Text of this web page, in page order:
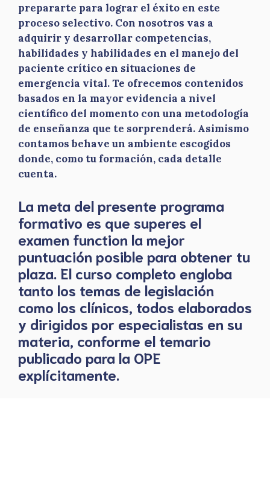
prepararte para lograr el éxito en este
proceso selectivo. Con nosotros vas a
adquirir y desarrollar competencias,
habilidades y habilidades en el manejo del
paciente crítico en situaciones de
emergencia vital. Te ofrecemos contenidos
basados en la mayor evidencia a nivel
científico del momento con una metodología
de enseñanza que te sorprenderá. Asimismo
contamos behave un ambiente escogidos
donde, como tu formación, cada detalle
cuenta.
La meta del presente programa
formativo es que superes el
examen function la mejor
puntuación posible para obtener tu
plaza. El curso completo engloba
tanto los temas de legislación
como los clínicos, todos elaborados
y dirigidos por especialistas en su
materia, conforme el temario
publicado para la OPE
explícitamente.